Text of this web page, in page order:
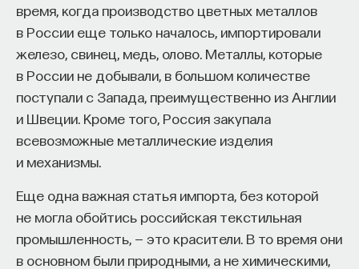
время, когда производство цветных металлов
в России еще только началось, импортировали
железо, свинец, медь, олово. Металлы, которые
в России не добывали, в большом количестве
поступали с Запада, преимущественно из Англии
и Швеции. Кроме того, Россия закупала
всевозможные металлические изделия
и механизмы.
Еще одна важная статья импорта, без которой
не могла обойтись российская текстильная
промышленность, — это красители. В то время они
в основном были природными, а не химическими,